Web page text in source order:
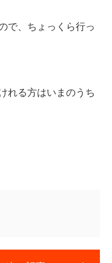
で、ちょっくら行っ
れる方はいまのうち